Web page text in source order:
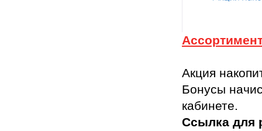
Акция
Бонусы
кабинете.
Ссылка для